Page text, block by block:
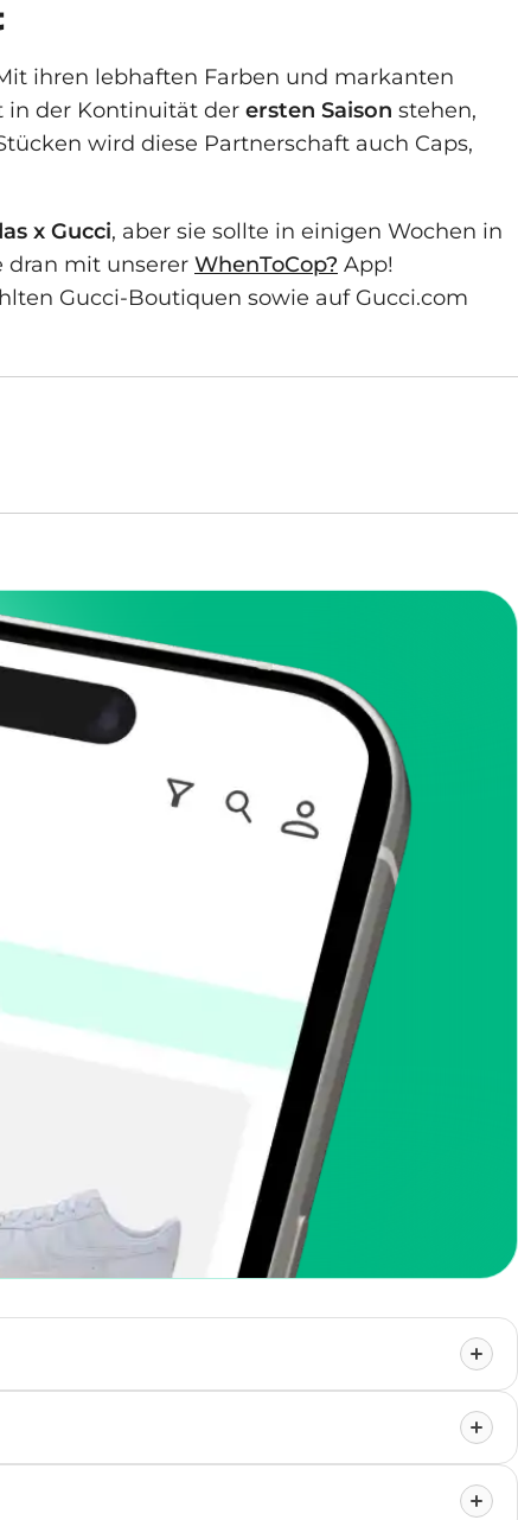
ihren lebhaften Farben und markanten
in der Kontinuität der ersten Saison stehen,
wird diese Partnerschaft auch Caps,
x Gucci, aber sie sollte in einigen Wochen in
dran mit unserer WhenToCop? App!
Gucci-Boutiquen sowie auf Gucci.com
dem